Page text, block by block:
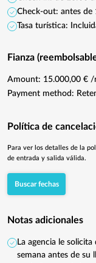
Check-out: antes de
Tasa turística:
Fianza
Amount: 15.000,00 € /
Payment method:
Política de
Para ver los detalles de la
de entrada y salida válida.
Buscar fechas
Notas adicionales
La agencia le
semana antes de su